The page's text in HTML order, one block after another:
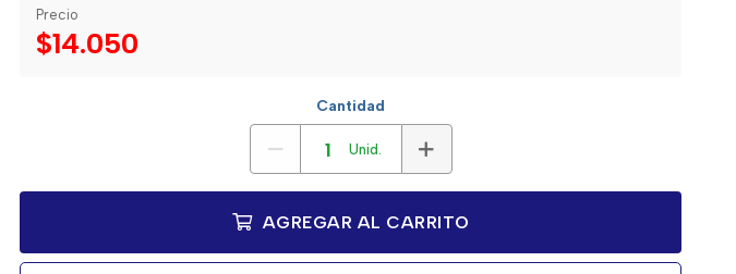
Precio
$14.050
Cantidad
Unid.
AGREGAR AL CARRITO